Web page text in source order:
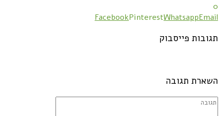
0
FacebookPinterestWhatsappEmail
תגובות פייסבוק
השארת תגובה